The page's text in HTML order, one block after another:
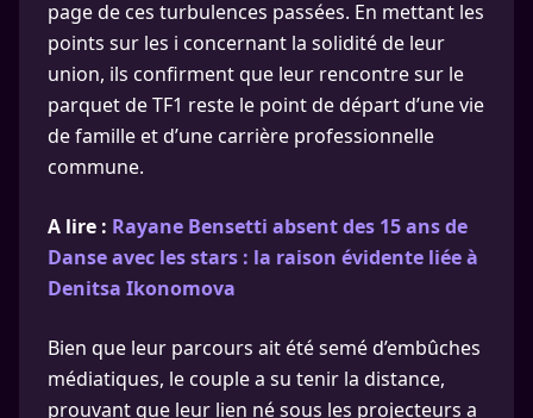
page de ces turbulences passées. En mettant les
points sur les i concernant la solidité de leur
union, ils confirment que leur rencontre sur le
parquet de TF1 reste le point de départ d’une vie
de famille et d’une carrière professionnelle
commune.
A lire : Rayane Bensetti absent des 15 ans de
Danse avec les stars : la raison évidente liée à
Denitsa Ikonomova
Bien que leur parcours ait été semé d’embûches
médiatiques, le couple a su tenir la distance,
prouvant que leur lien né sous les projecteurs a